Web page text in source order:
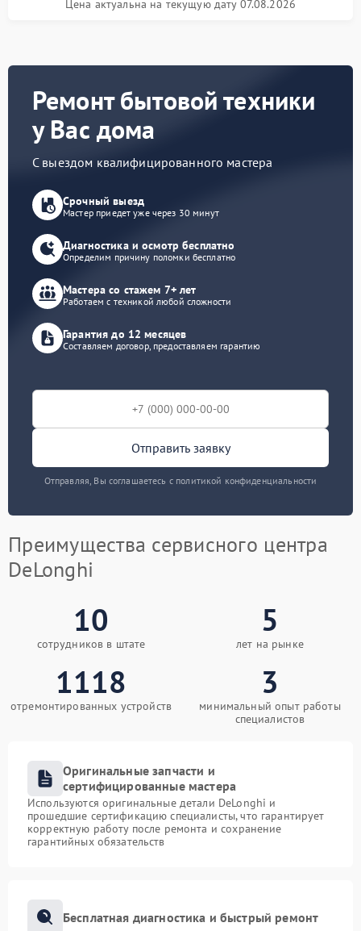
Цена актуальна на текущую дату 07.08.2026
Ремонт бытовой техники
у Вас дома
С выездом квалифицированного мастера
Срочный выезд
Мастер приедет уже через 30 минут
Диагностика и осмотр бесплатно
Определим причину поломки бесплатно
Мастера со стажем 7+ лет
Работаем с техникой любой сложности
Гарантия до 12 месяцев
Составляем договор, предоставляем гарантию
Отправить заявку
Отправляя, Вы соглашаетесь с политикой конфиденциальности
Преимущества сервисного центра
DeLonghi
10
сотрудников в штате
5
лет на рынке
1118
отремонтированных устройств
3
минимальный опыт работы
специалистов
Оригинальные запчасти и
сертифицированные мастера
Используются оригинальные детали DeLonghi и
прошедшие сертификацию специалисты, что гарантирует
корректную работу после ремонта и сохранение
гарантийных обязательств
Бесплатная диагностика и быстрый ремонт